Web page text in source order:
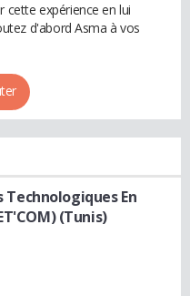
cette expérience en lui
d'abord Asma à vos
En
(Tunis)